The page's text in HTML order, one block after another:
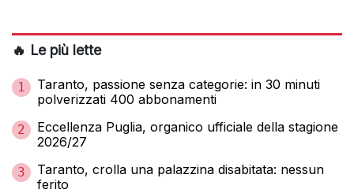
🔥 Le più lette
1
Taranto, passione senza categorie: in 30 minuti
polverizzati 400 abbonamenti
2
Eccellenza Puglia, organico ufficiale della stagione
2026/27
3
Taranto, crolla una palazzina disabitata: nessun
ferito